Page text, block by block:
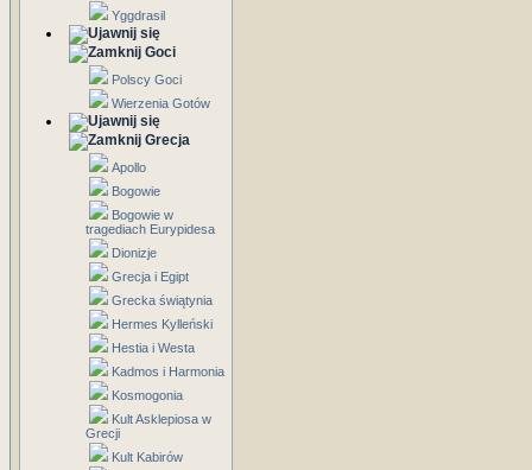
Yggdrasil
Goci
Polscy Goci
Wierzenia Gotów
Grecja
Apollo
Bogowie
Bogowie w
tragediach Eurypidesa
Dionizje
Grecja i Egipt
Grecka świątynia
Hermes Kylleński
Hestia i Westa
Kadmos i Harmonia
Kosmogonia
Kult Asklepiosa w
Grecji
Kult Kabirów